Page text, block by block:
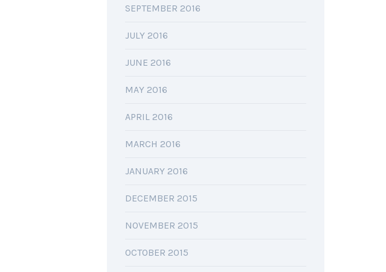
SEPTEMBER 2016
JULY 2016
JUNE 2016
MAY 2016
APRIL 2016
MARCH 2016
JANUARY 2016
DECEMBER 2015
NOVEMBER 2015
OCTOBER 2015